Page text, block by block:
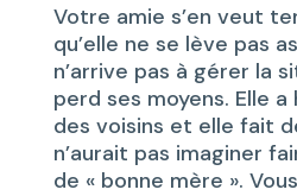
Votre amie s’en veut
qu’elle ne se lève pas
n’arrive pas à gérer la
perd ses moyens. Elle
des voisins et elle fait
n’aurait pas imaginer
de « bonne mère ».